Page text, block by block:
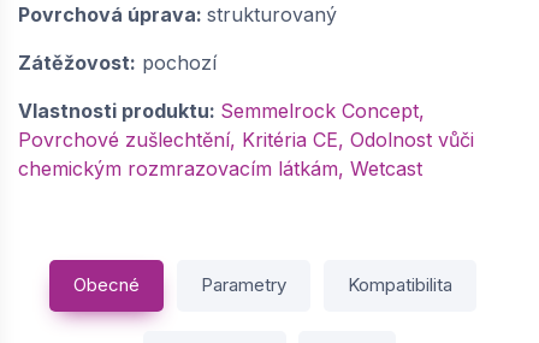
Povrchová úprava: strukturovaný
Zátěžovost: pochozí
Vlastnosti produktu: Semmelrock Concept,
Povrchové zušlechtění, Kritéria CE, Odolnost vůči
chemickým rozmrazovacím látkám, Wetcast
Obecné Parametry Kompatibilita